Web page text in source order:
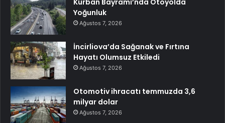
Kurban Bayramı’nda Otoyolda
Yoğunluk
Ağustos 7, 2026
İncirliova’da Sağanak ve Fırtına
Hayatı Olumsuz Etkiledi
Ağustos 7, 2026
Otomotiv ihracatı temmuzda 3,6
milyar dolar
Ağustos 7, 2026